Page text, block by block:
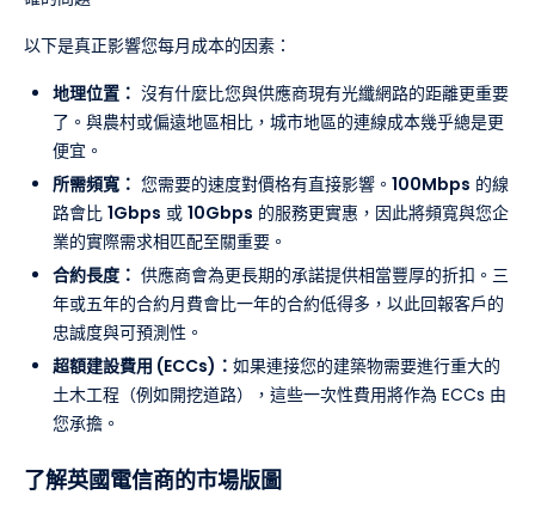
以下是真正影響您每月成本的因素：
地理位置： 沒有什麼比您與供應商現有光纖網路的距離更重要
了。與農村或偏遠地區相比，城市地區的連線成本幾乎總是更
便宜。
所需頻寬： 您需要的速度對價格有直接影響。 100Mbps 的線
路會比 1Gbps 或 10Gbps 的服務更實惠，因此將頻寬與您企
業的實際需求相匹配至關重要。
合約長度： 供應商會為更長期的承諾提供相當豐厚的折扣。三
年或五年的合約月費會比一年的合約低得多，以此回報客戶的
忠誠度與可預測性。
超額建設費用 (ECCs)： 如果連接您的建築物需要進行重大的
土木工程（例如開挖道路），這些一次性費用將作為 ECCs 由
您承擔。
了解英國電信商的市場版圖